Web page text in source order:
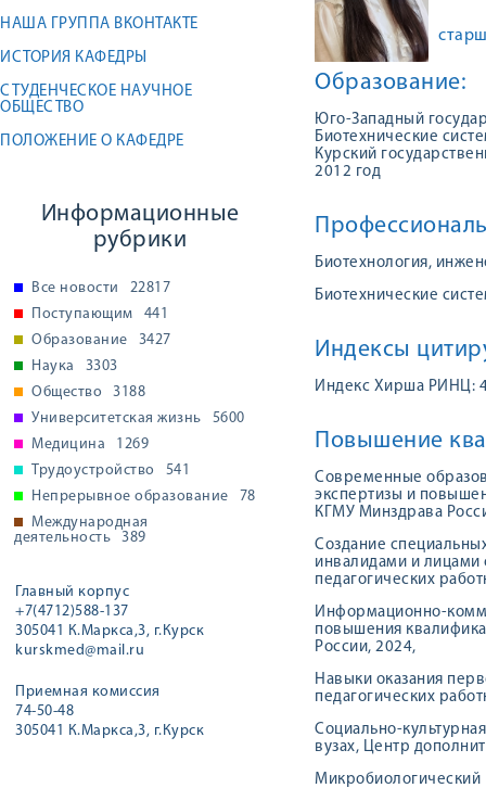
НАША ГРУППА ВКОНТАКТЕ
ИСТОРИЯ КАФЕДРЫ
СТУДЕНЧЕСКОЕ НАУЧНОЕ
ОБЩЕСТВО
ПОЛОЖЕНИЕ О КАФЕДРЕ
Информационные
рубрики
Все новости
22817
Поступающим
441
Образование
3427
Наука
3303
Общество
3188
Университетская жизнь
5600
Медицина
1269
Трудоустройство
541
Непрерывное образование
78
Международная
деятельность
389
Главный корпус
+7(4712)588-137
305041 К.Маркса,3, г.Курск
kurskmed@mail.ru
Приемная комиссия
74-50-48
305041 К.Маркса,3, г.Курск
Образование:
Юго-Западный
Биотехнические
Курский
2012 год
Биотехнология,
Биотехнические
Индексы
Индекс Хирша РИНЦ:
Повышение
Современные
экспертизы и
КГМУ Минздрава
Создание
инвалидами и лицами
педагогических
Информационно-
повышения
России, 2024,
Навыки оказания
педагогических
Социально-
вузах, Центр
Микробиологический